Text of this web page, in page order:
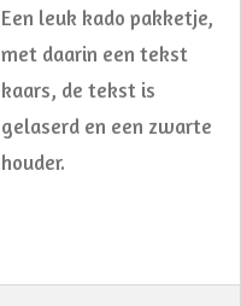
Een leuk kado pakketje,
met daarin een tekst
kaars, de tekst is
gelaserd en een zwarte
houder.